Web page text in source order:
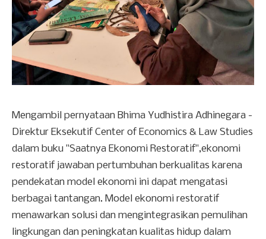
Mengambil pernyataan Bhima Yudhistira Adhinegara -
Direktur Eksekutif Center of Economics & Law Studies
dalam buku "Saatnya Ekonomi Restoratif",ekonomi
restoratif jawaban pertumbuhan berkualitas karena
pendekatan model ekonomi ini dapat mengatasi
berbagai tantangan. Model ekonomi restoratif
menawarkan solusi dan mengintegrasikan pemulihan
lingkungan dan peningkatan kualitas hidup dalam